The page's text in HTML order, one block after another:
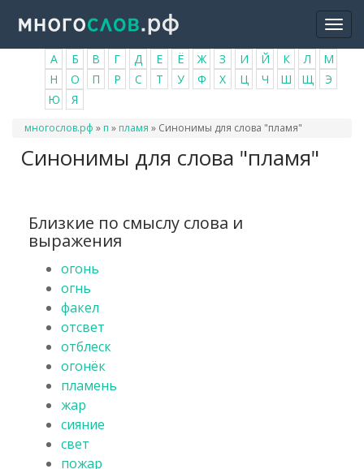
основному
содержанию
А Б В Г Д Е Ё Ж З И Й К Л
М
Н
О П Р С Т У Ф Х Ц Ч Ш Щ
Э
Ю
Я
Вы
многослов.рф » п » пламя » Синонимы для слова "пламя"
Синонимы для слова "пламя"
Близкие по смыслу слова и
выражения
огонь
огнь
факел
отсвет
отблеск
огонёк
пламень
жар
сияние
свет
пожар